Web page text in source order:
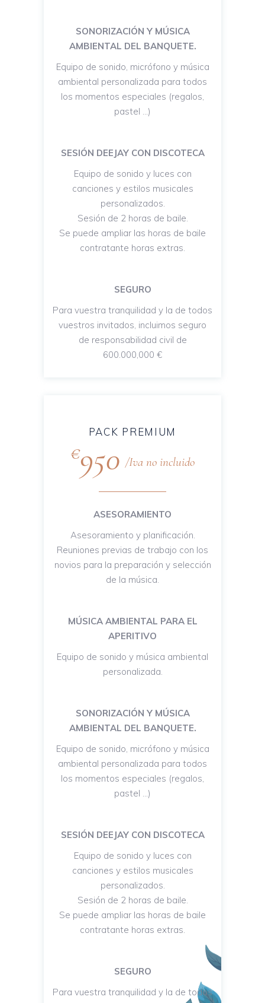
SONORIZACIÓN Y MÚSICA
AMBIENTAL DEL BANQUETE.
Equipo de sonido, micrófono y música
ambiental personalizada para todos
los momentos especiales (regalos,
pastel …)
SESIÓN DEEJAY CON DISCOTECA
Equipo de sonido y luces con
canciones y estilos musicales
personalizados.
Sesión de 2 horas de baile.
Se puede ampliar las horas de baile
contratante horas extras.
SEGURO
Para vuestra tranquilidad y la de todos
vuestros invitados, incluimos seguro
de responsabilidad civil de
600.000,000 €
PACK PREMIUM
€950 Iva no incluido
ASESORAMIENTO
Asesoramiento y planificación.
Reuniones previas de trabajo con los
novios para la preparación y selección
de la música.
MÚSICA AMBIENTAL PARA EL
APERITIVO
Equipo de sonido y música ambiental
personalizada.
SONORIZACIÓN Y MÚSICA
AMBIENTAL DEL BANQUETE.
Equipo de sonido, micrófono y música
ambiental personalizada para todos
los momentos especiales (regalos,
pastel …)
SESIÓN DEEJAY CON DISCOTECA
Equipo de sonido y luces con
canciones y estilos musicales
personalizados.
Sesión de 2 horas de baile.
Se puede ampliar las horas de baile
contratante horas extras.
SEGURO
Para vuestra tranquilidad y la de todos